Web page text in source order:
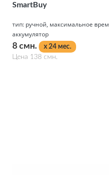
SmartBuy
тип: ручной, максимальное
аккумулятор
8 смн.
x 24 мес.
Цена 138 смн.